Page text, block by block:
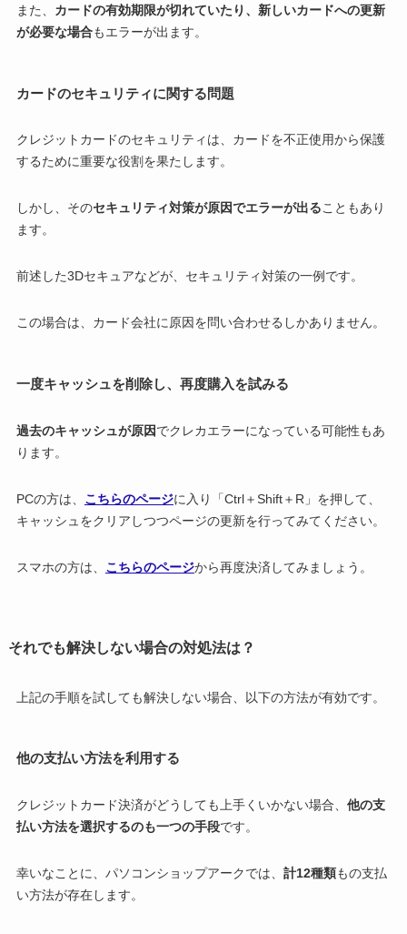
また、 カードの有効期限が切れていたり、新しいカードへの更新
が必要な場合もエラーが出ます。
カードのセキュリティに関する問題
クレジットカードのセキュリティは、カードを不正使用から保護
するために重要な役割を果たします。
しかし、そのセキュリティ対策が原因でエラーが出ることもあり
ます。
前述した3Dセキュアなどが、セキュリティ対策の一例です。
この場合は、カード会社に原因を問い合わせるしかありません。
一度キャッシュを削除し、再度購入を試みる
過去のキャッシュが原因 でクレカエラーになっている可能性もあ
ります。
PCの方は、 こちらのページに入り「Ctrl＋Shift＋R」を押して、
キャッシュをクリアしつつページの更新を行ってみてください。
スマホの方は、 こちらのページから再度決済してみましょう。
それでも解決しない場合の対処法は？
上記の手順を試しても解決しない場合、以下の方法が有効です。
他の支払い方法を利用する
クレジットカード決済がどうしても上手くいかない場合、 他の支
払い方法を選択するのも一つの手段です。
幸いなことに、パソコンショップアークでは、 計12種類もの支払
い方法が存在します。